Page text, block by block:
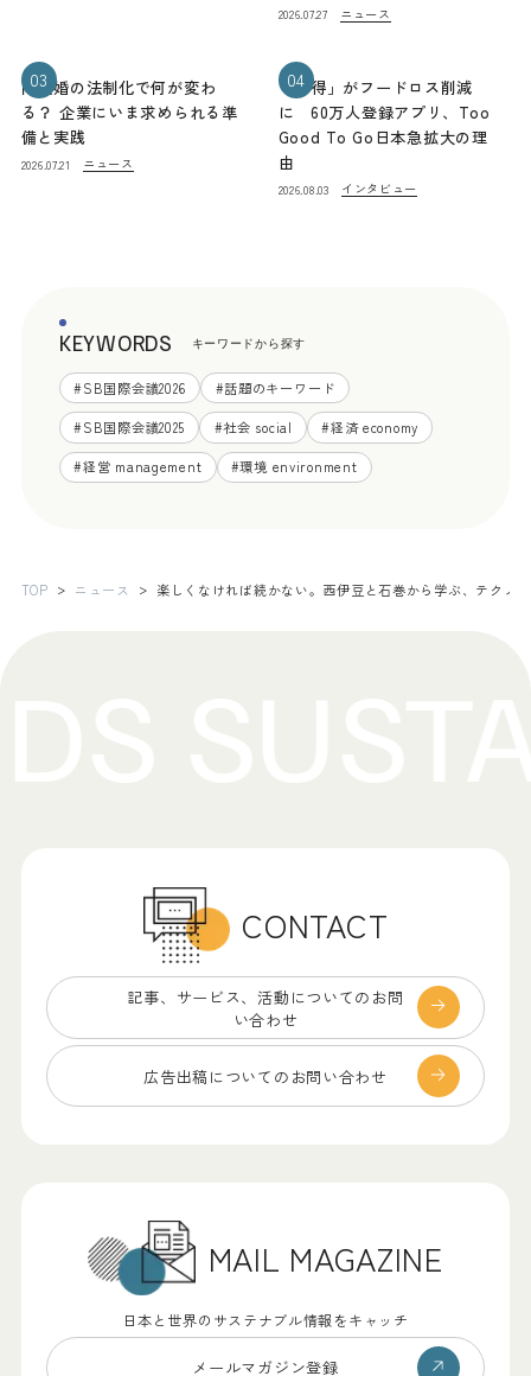
2026.07.27 ニュース
03
同性婚の法制化で何が変わ
る？ 企業にいま求められる準
備と実践
2026.07.21 ニュース
04
「お得」がフードロス削減
に 60万人登録アプリ、Too
Good To Go日本急拡大の理
由
2026.08.03 インタビュー
KEYWORDS キーワードから探す
#SB国際会議2026 #話題のキーワード
#SB国際会議2025 #社会 social #経済 economy
#経営 management #環境 environment
TOP ニュース 楽しくなければ続かない。西伊豆と石巻から学ぶ、テクノ
CONTACT
記事、サービス、 活動についてのお問
い合わせ
広告出稿についての お問い合わせ
MAIL MAGAZINE
日本と世界のサステナブル情報をキャッチ
メールマガジン登録